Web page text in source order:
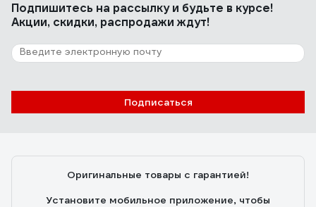
1 отзыв
Отзыв о Станок для заточки сверл
TORNERI ф 3.0- ф 13.0 мм TX-Z13 Т027761
Подпишитесь на рассылкуи будьте в курсе!
Акции, скидки, распродажи ждут!
Подписаться
Оригинальные товары с гарантией!
Установите мобильное приложение, чтобы